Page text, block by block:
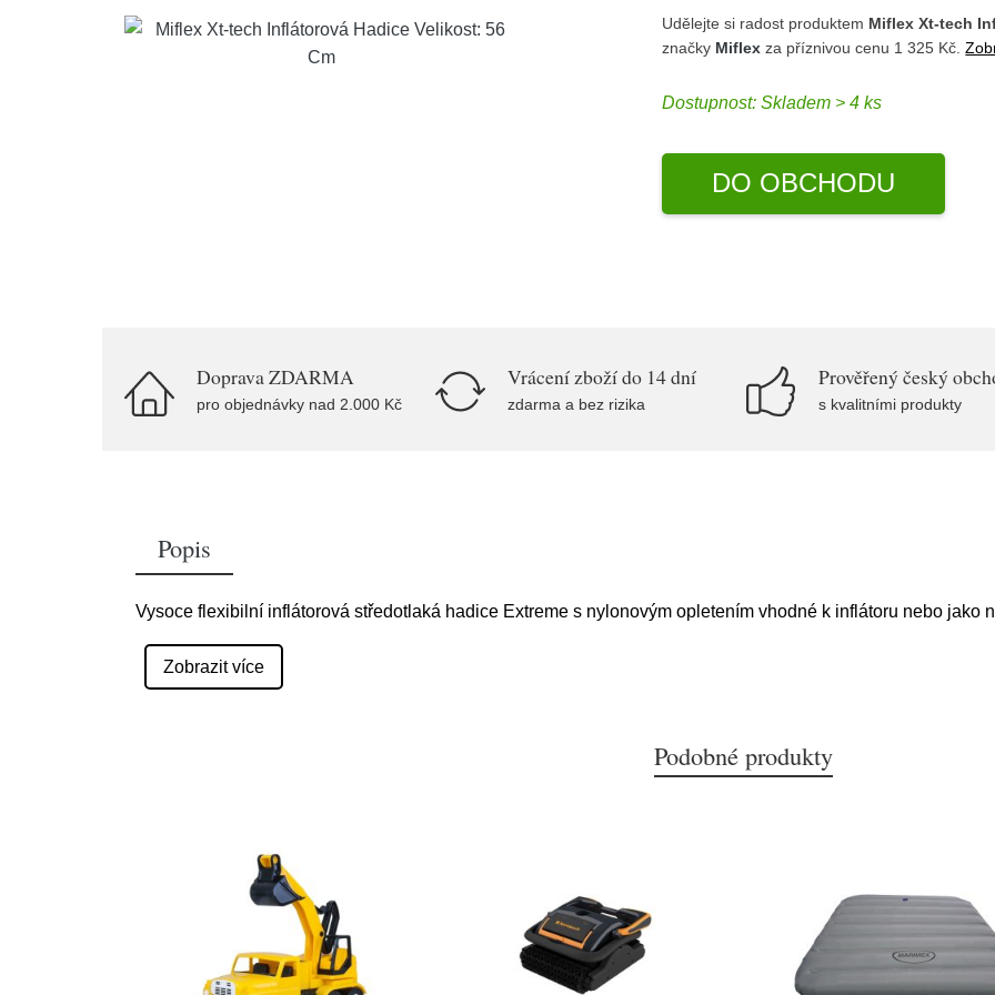
Udělejte si radost produktem Miflex Xt-tech
značky Miflex za příznivou cenu 1 325 Kč.
Dostupnost:Skladem > 4 ks
DO OBCHODU
Doprava ZDARMA
pro objednávky nad 2.000 Kč
Vrácení zboží do 14 dní
zdarma a bez rizika
Prověřený český
s kvalitními produkty
Popis
Vysoce flexibilní inflátorová středotlaká hadice Extreme s nylonovým opletením vhodné k inflátoru nebo jako
Zobrazit více
Podobné produkty